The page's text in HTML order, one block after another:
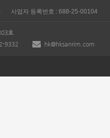
사업자 등록번호 : 688-25-00104
호
9332 hk@hksanrim.com